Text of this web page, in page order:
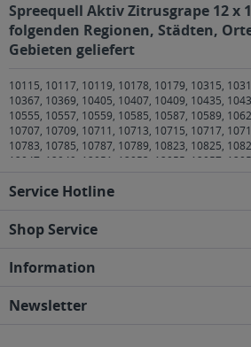
Spreequell Aktiv Zitrusgrape 12 x
folgenden Regionen, Städten,
Gebieten geliefert
10115, 10117, 10119, 10178, 10179, 10315,
10367, 10369, 10405, 10407, 10409, 10435,
10555, 10557, 10559, 10585, 10587, 10589,
10707, 10709, 10711, 10713, 10715, 10717,
10783, 10785, 10787, 10789, 10823, 10825,
12047, 12049, 12051, 12053, 12055, 12057,
12203, 12205, 12207, 12209, 12247, 12249,
12439, 12459, 12487, 12489, 12524, 12526,
12587, 12589, 12619, 12621, 12623, 12627,
13158, 13187, 13189, 13347, 13349, 13351,
10249 Berlin Friedrichshain
Service Hotline
Shop Service
Information
Newsletter